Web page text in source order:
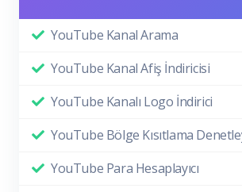
YouTube Kanal Arama
YouTube Kanal Afiş İndiricisi
YouTube Kanalı Logo İndirici
YouTube Bölge Kısıtlama
YouTube Para Hesaplayıcı